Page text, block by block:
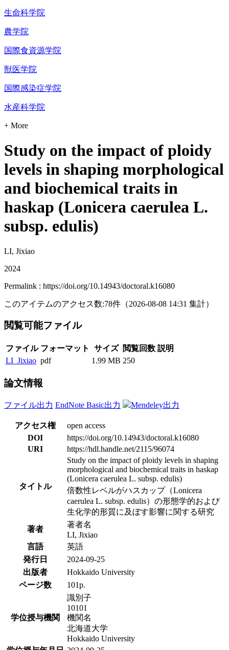
生命科学院
農学院
国際食資源学院
獣医学院
国際感染症学院
水産科学院
+ More
Study on the impact of ploidy
levels in shaping morphological
and biochemical traits in
haskap (Lonicera caerulea L.
subsp. edulis)
LI, Jixiao
2024
Permalink : https://doi.org/10.14943/doctoral.k16080
このアイテムのアクセス数:78件 （2026-08-08 14:31 集計）
閲覧可能ファイル
ファイル フォーマット サイズ 閲覧回数 説明
LI_Jixiao pdf 1.99 MB 250
論文情報
ファイル出力 EndNote Basic出力 Mendeley出力
アクセス権
open access
DOI
https://doi.org/10.14943/doctoral.k16080
URI
https://hdl.handle.net/2115/96074
タイトル
Study on the impact of ploidy levels in shaping
morphological and biochemical traits in haskap
(Lonicera caerulea L. subsp. edulis)
倍数性レベルがハスカップ（Lonicera
caerulea L. subsp. edulis）の形態学的および
生化学的形質に及ぼす影響に関する研究
著者
著者名
LI, Jixiao
言語
英語
発行日
2024-09-25
出版者
Hokkaido University
ページ数
101p.
学位授与機関
識別子
10101
機関名
北海道大学
Hokkaido University